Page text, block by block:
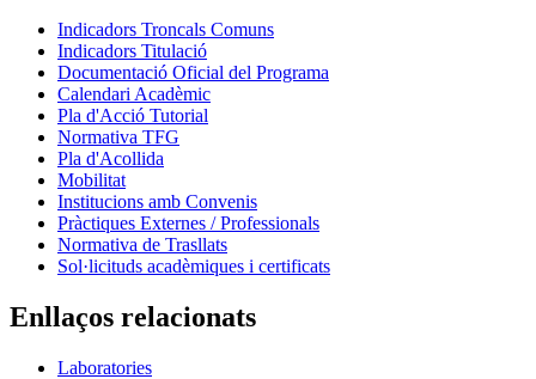
Indicadors Troncals Comuns
Indicadors Titulació
Documentació Oficial del Programa
Calendari Acadèmic
Pla d'Acció Tutorial
Normativa TFG
Pla d'Acollida
Mobilitat
Institucions amb Convenis
Pràctiques Externes / Professionals
Normativa de Trasllats
Sol·licituds acadèmiques i certificats
Enllaços relacionats
Laboratories